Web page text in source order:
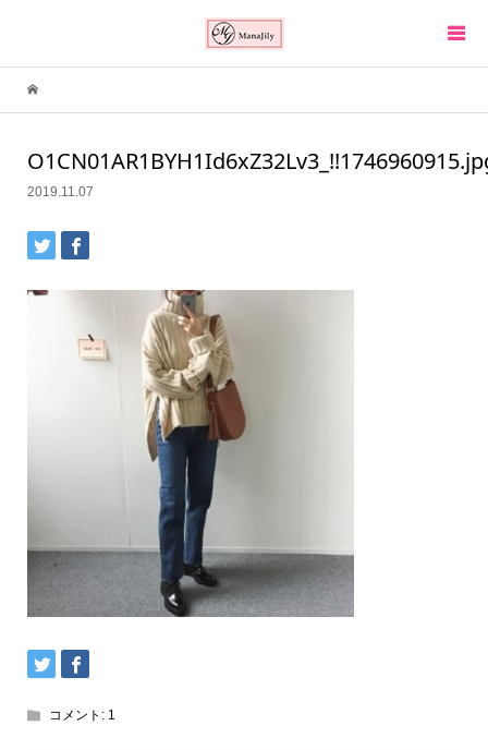
2019.11.07
コメント: 1